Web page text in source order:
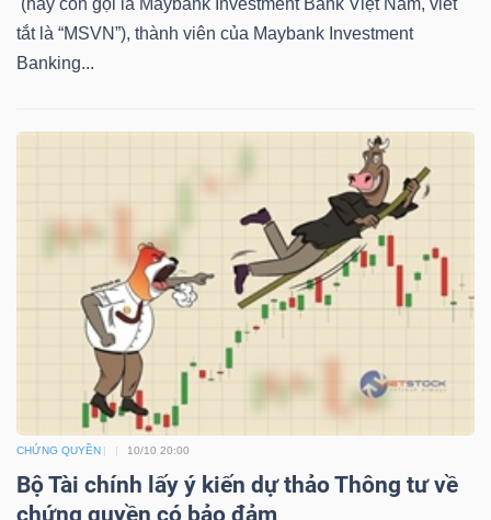
tắt là “MSVN”), thành viên của Maybank Investment
Banking...
CHỨNG QUYỀN 10/10 20:00
Bộ Tài chính lấy ý kiến dự thảo Thông tư về
NGUYÊN
VẬT
CÔNG
DÙNG
THIẾT